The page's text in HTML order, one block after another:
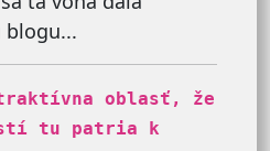
blogu...
oblasť, že
tu patria k